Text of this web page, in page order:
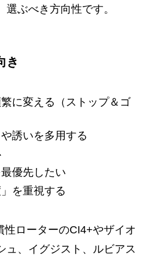
ぶべき方向性です。
き
に変える（ストップ＆ゴ
誘いを多用する
優先したい
を重視する
性ローターのCI4+やザイオ
ュ、イグジスト、ルビアス